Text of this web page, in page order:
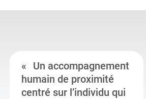
Un accompagnement
humain de proximité
centré sur l’individu qui